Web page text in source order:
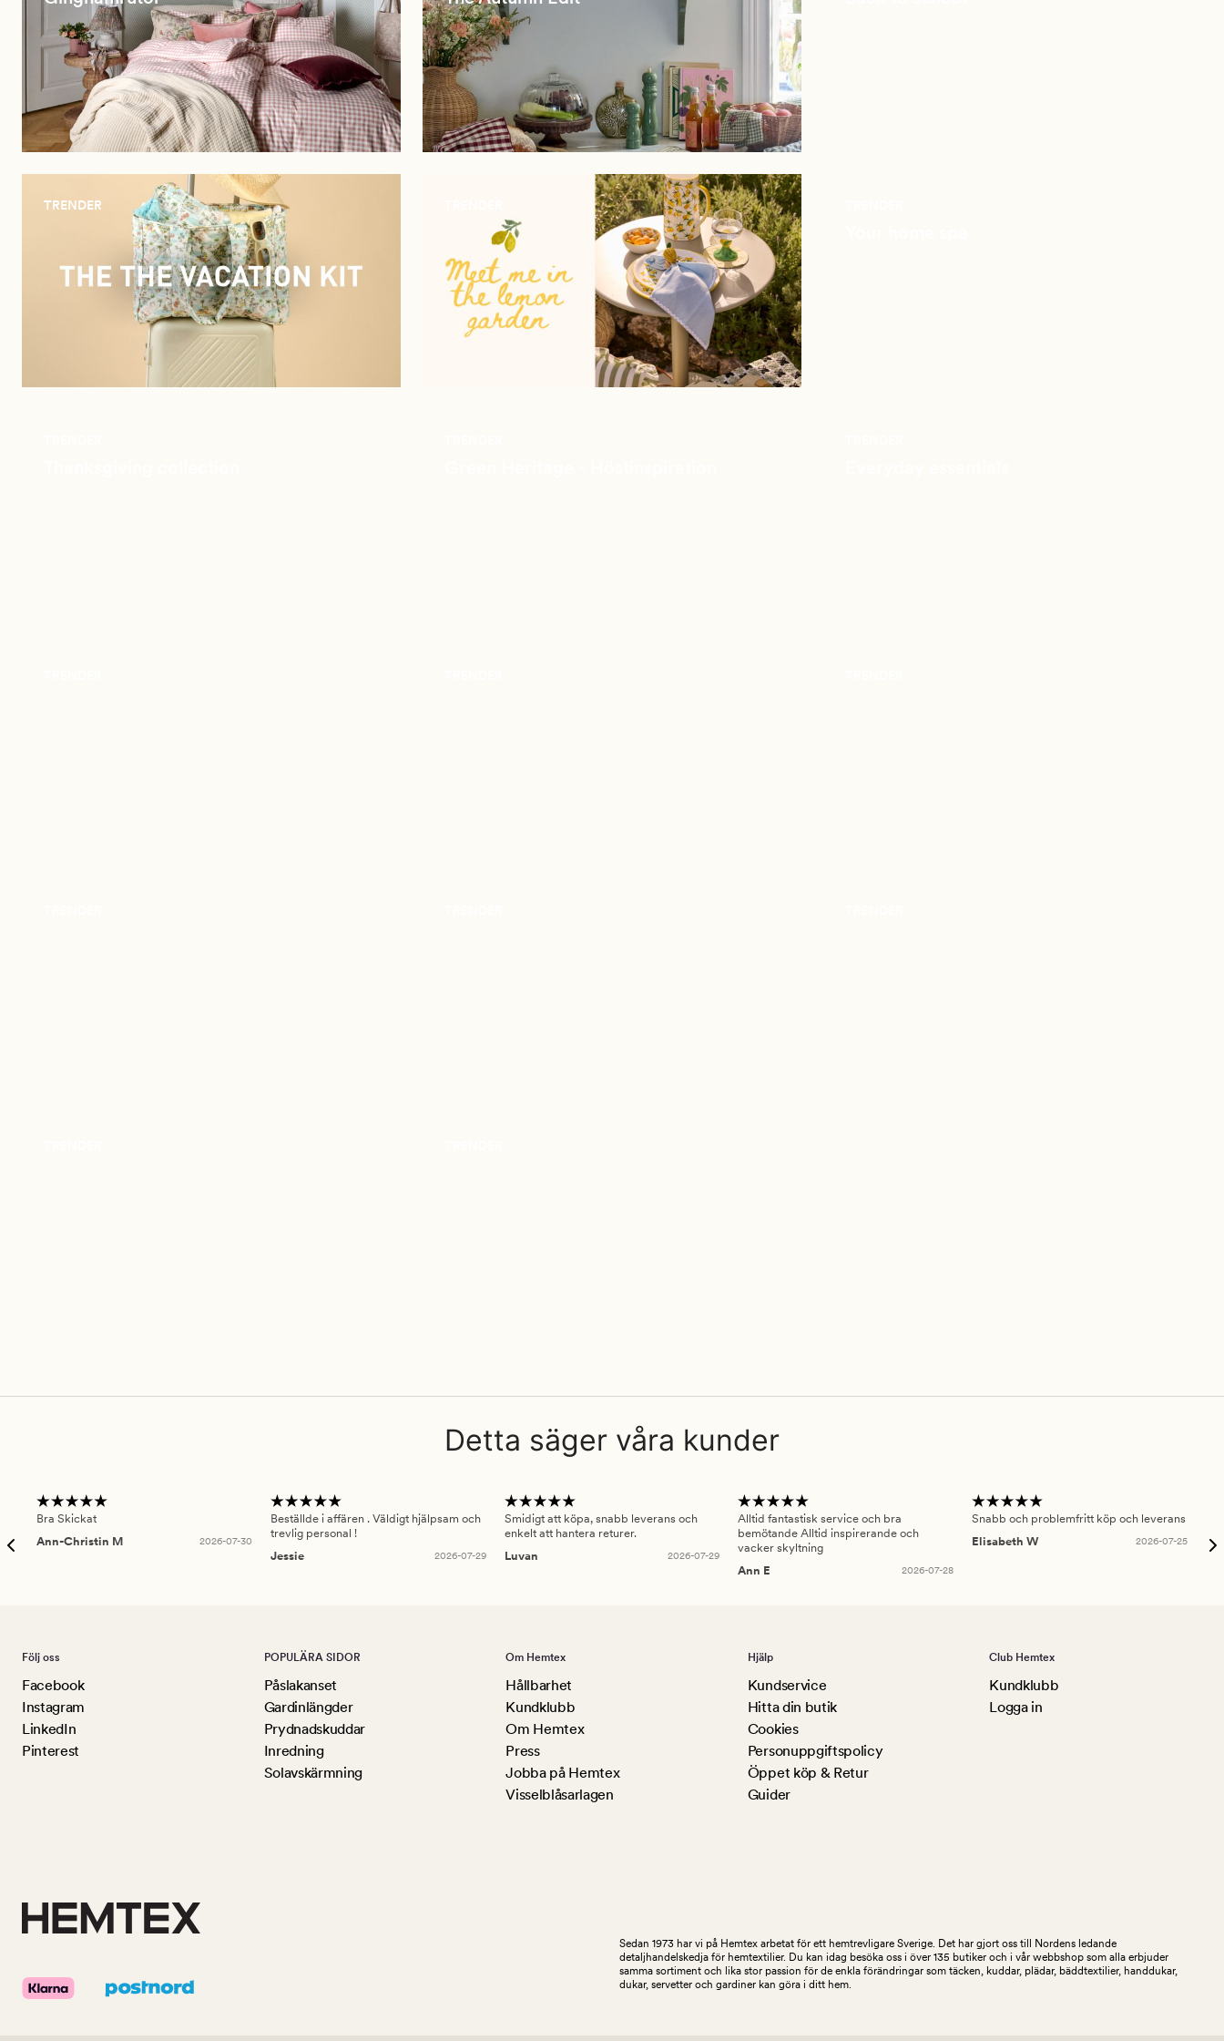
TRENDER
Detta säger våra kunder
Bra Skickat
Ann-Christin M
2026-07-30
Beställde i affären . Väldigt hjälpsam och
trevlig personal !
Jessie
2026-07-29
Smidigt att köpa, snabb leverans och
enkelt att hantera returer.
Luvan
2026-07-29
Alltid fantastisk service och bra
bemötande Alltid inspirerande och
vacker skyltning
Ann E
2026-07-28
Snabb och problemfritt köp och leverans
Elisabeth W
2026-07-25
Följ oss
Facebook
Instagram
LinkedIn
Pinterest
POPULÄRA SIDOR
Påslakanset
Gardinlängder
Prydnadskuddar
Inredning
Solavskärmning
Om Hemtex
Hållbarhet
Kundklubb
Om Hemtex
Press
Jobba på Hemtex
Visselblåsarlagen
Hjälp
Kundservice
Hitta din butik
Cookies
Personuppgiftspolicy
Öppet köp & Retur
Guider
Club Hemtex
Kundklubb
Logga in
Sedan 1973 har vi på Hemtex arbetat för ett hemtrevligare Sverige. Det har gjort oss till Nordens ledande
detaljhandelskedja för hemtextilier. Du kan idag besöka oss i över 135 butiker och i vår webbshop som alla erbjuder
samma sortiment och lika stor passion för de enkla förändringar som täcken, kuddar, plädar, bäddtextilier, handdukar,
dukar, servetter och gardiner kan göra i ditt hem.